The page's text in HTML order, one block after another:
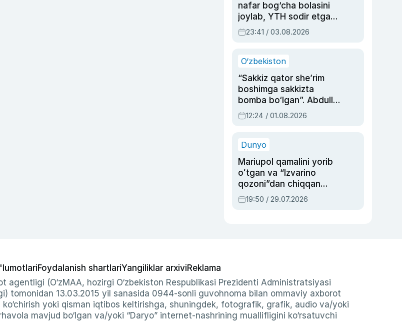
nafar bog‘cha bolasini
joylab, YTH sodir etgan
ayolga sud hukmi o‘qildi
23:41 / 03.08.2026
O‘zbekiston
“Sakkiz qator she’rim
boshimga sakkizta
bomba bo‘lgan”. Abdulla
Oripovni siyosiy
ayblovlardan asrab
12:24 / 01.08.2026
Dunyo
Mariupol qamalini yorib
oʻtgan va “Izvarino
qozoni”dan chiqqan
qahramon — Ukraina
armiyasi bosh
19:50 / 29.07.2026
Foydalanish shartlariYangiliklar arxiviReklama
(O‘zMAA, hozirgi O‘zbekiston Respublikasi Prezidenti Administratsiyasi
tomonidan 13.03.2015 yil sanasida 0944-sonli guvohnoma bilan ommaviy axborot
yoki qisman iqtibos keltirishga, shuningdek, fotografik, grafik, audio va/yoki
mavjud bo‘lgan va/yoki “Daryo” internet-nashrining muallifligini ko‘rsatuvchi